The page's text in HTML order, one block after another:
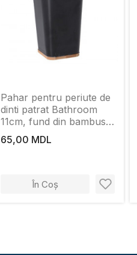
Pahar pentru periute de
dinti patrat Bathroom
11cm, fund din bambus,
negru, plasti
65,00 MDL
În Coș